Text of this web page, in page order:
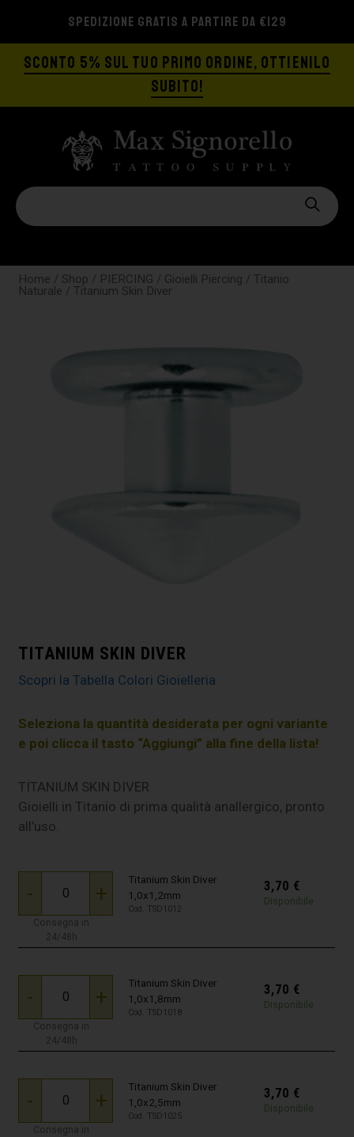
SPEDIZIONE GRATIS A PARTIRE DA €129
SCONTO 5% SUL TUO PRIMO ORDINE, OTTIENILO
SUBITO!
Home / Shop / PIERCING / Gioielli Piercing / Titanio
Naturale / Titanium Skin Diver
TITANIUM SKIN DIVER
Scopri la Tabella Colori Gioielleria
Seleziona la quantità desiderata per ogni variante
e poi clicca il tasto “Aggiungi” alla fine della lista!
TITANIUM SKIN DIVER
Gioielli in Titanio di prima qualità anallergico, pronto
all’uso.
- +
Consegna in
24/48h
Titanium Skin Diver
1,0x1,2mm
Cod. TSD1012
3,70 €
Disponibile
- +
Consegna in
24/48h
Titanium Skin Diver
1,0x1,8mm
Cod. TSD1018
3,70 €
Disponibile
- +
Consegna in
Titanium Skin Diver
1,0x2,5mm
Cod. TSD1025
3,70 €
Disponibile